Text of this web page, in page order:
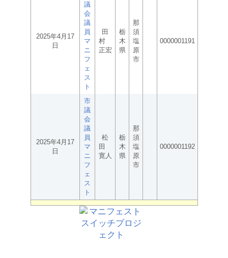
2025年4月17
日
議
会
議
員
マ
ニ
フ
ェ
ス
ト
田
村
正宏
栃
木
県
那
須
塩
原
市
0000001191
2025年4月17
日
市
議
会
議
員
マ
ニ
フ
ェ
ス
ト
松
田
寛人
栃
木
県
那
須
塩
原
市
0000001192